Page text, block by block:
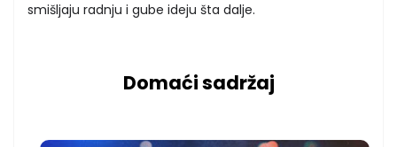
smišljaju radnju i gube ideju šta dalje.
Domaći sadržaj